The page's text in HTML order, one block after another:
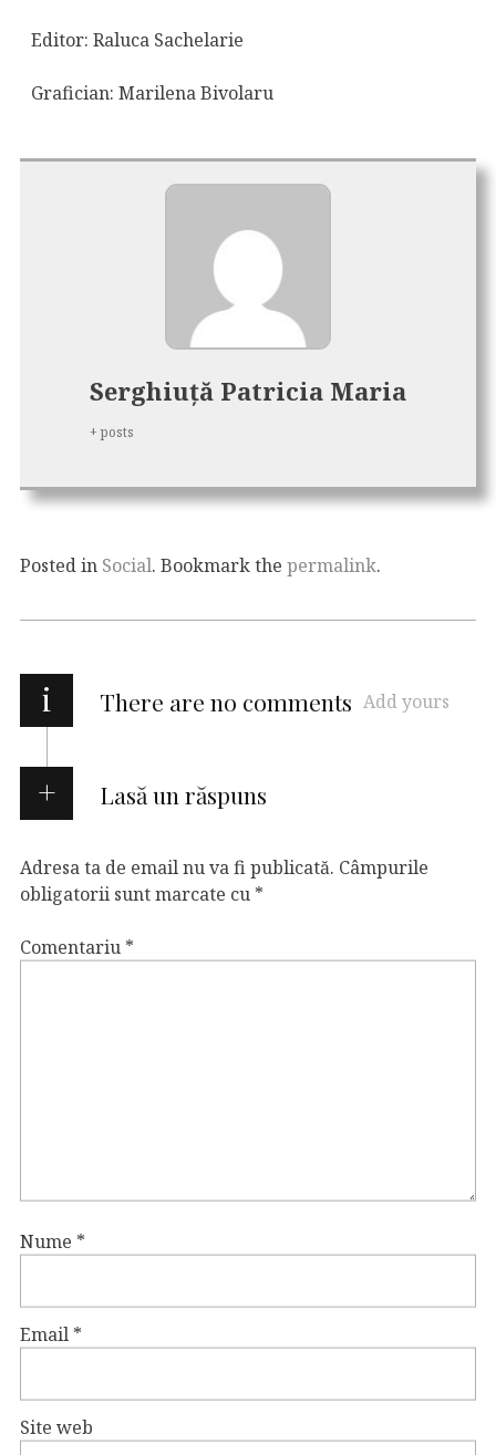
Editor: Raluca Sachelarie
Grafician: Marilena Bivolaru
Serghiuță Patricia Maria
+ posts
Posted in Social. Bookmark the permalink.
i There are no comments Add yours
Lasă un răspuns
Adresa ta de email nu va fi publicată. Câmpurile
obligatorii sunt marcate cu *
Comentariu *
Nume *
Email *
Site web